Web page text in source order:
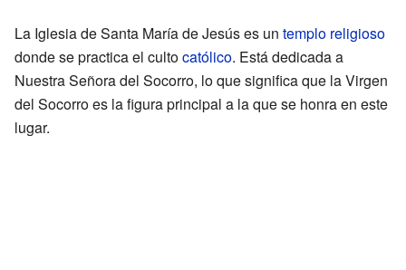
La Iglesia de Santa María de Jesús es un templo religioso
donde se practica el cultocatólico. Está dedicada a
Nuestra Señora del Socorro, lo que significa que la Virgen
del Socorro es la figura principal a la que se honra en este
lugar.